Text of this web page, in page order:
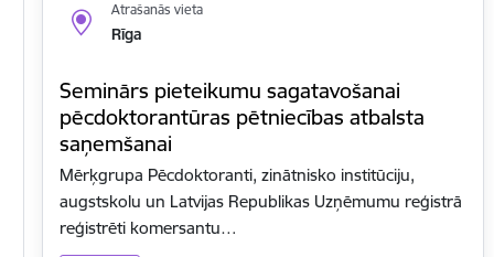
Atrašanās vieta
Rīga
Seminārs pieteikumu sagatavošanai
pēcdoktorantūras pētniecības atbalsta
saņemšanai
Mērķgrupa Pēcdoktoranti, zinātnisko institūciju,
augstskolu un Latvijas Republikas Uzņēmumu reģistrā
reģistrēti komersantu…